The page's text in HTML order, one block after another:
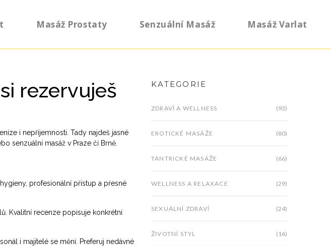
Masáž Prostaty Senzuální Masáž Masáž Varlat
rezervuješ
i nepříjemnosti. Tady najdeš jasné
senzuální masáž v Praze či Brně.
profesionální přístup a přesné
Kvalitní recenze popisuje konkrétní
i majitelé se mění. Preferuj nedávné
KATEGORIE
ZDRAVÍ A WELLNESS (93)
EROTICKÉ MASÁŽE (80)
TANTRICKÉ MASÁŽE (66)
WELLNESS A RELAXACE (29)
SEXUÁLNÍ ZDRAVÍ (24)
ŽIVOTNÍ STYL (16)